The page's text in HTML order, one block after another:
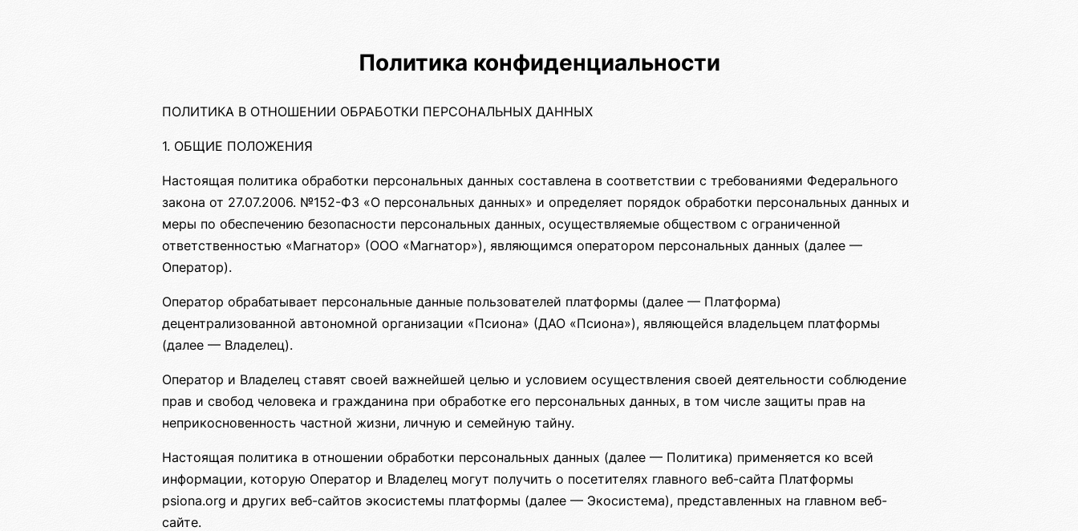
Политика конфиденциальности
ПОЛИТИКА В ОТНОШЕНИИ ОБРАБОТКИ ПЕРСОНАЛЬНЫХ ДАННЫХ
1. ОБЩИЕ ПОЛОЖЕНИЯ
Настоящая политика обработки персональных данных составлена в соответствии с требованиями Федерального
закона от 27.07.2006. №152-ФЗ «О персональных данных» и определяет порядок обработки персональных данных и
меры по обеспечению безопасности персональных данных, осуществляемые обществом с ограниченной
ответственностью «Магнатор» (ООО «Магнатор»), являющимся оператором персональных данных (далее —
Оператор).
Оператор обрабатывает персональные данные пользователей платформы (далее — Платформа)
децентрализованной автономной организации «Псиона» (ДАО «Псиона»), являющейся владельцем платформы
(далее — Владелец).
Оператор и Владелец ставят своей важнейшей целью и условием осуществления своей деятельности соблюдение
прав и свобод человека и гражданина при обработке его персональных данных, в том числе защиты прав на
неприкосновенность частной жизни, личную и семейную тайну.
Настоящая политика в отношении обработки персональных данных (далее — Политика) применяется ко всей
информации, которую Оператор и Владелец могут получить о посетителях главного веб-сайта Платформы
psiona.org и других веб-сайтов экосистемы платформы (далее — Экосистема), представленных на главном веб-
сайте.